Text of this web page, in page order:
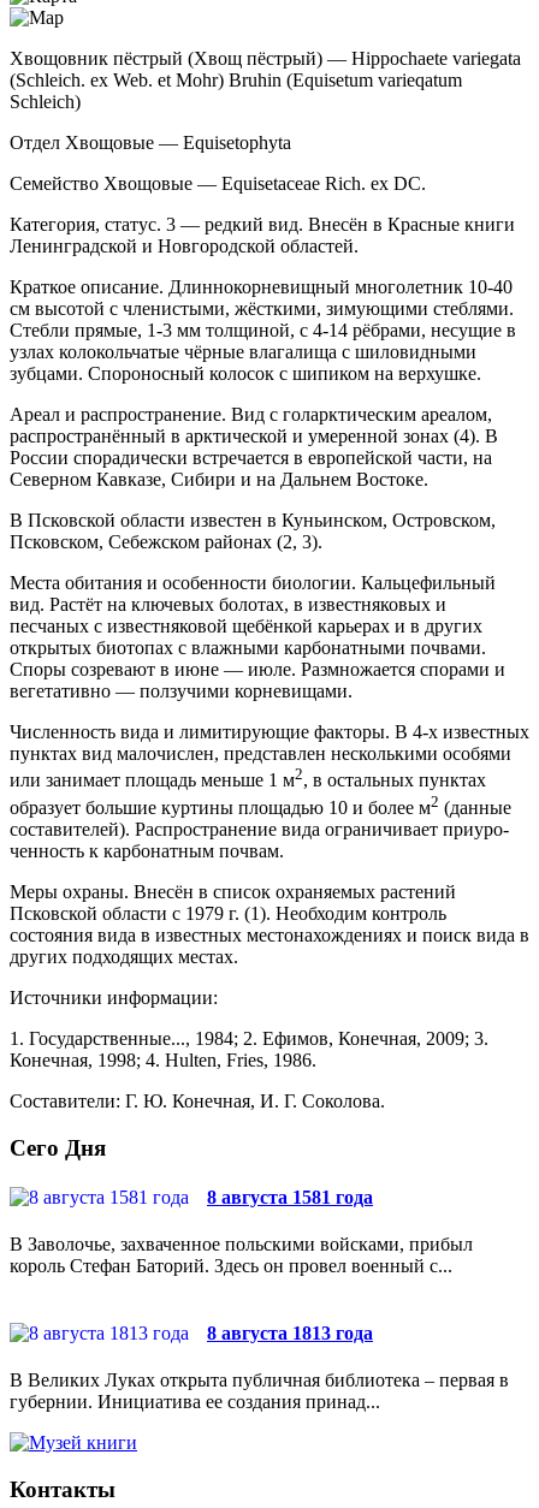
Хвощовник пёстрый (Хвощ пёстрый) — Hippochaete variegata
(Schleich. ex Web. et Mohr) Bruhin (Equisetum varieqatum
Schleich)
Отдел Хвощовые — Equisetophyta
Семейство Хвощовые — Equisetaceae Rich. ex DC.
Категория, статус. 3 — редкий вид. Внесён в Красные книги
Ленинградской и Нов­городской областей.
Краткое описание. Длиннокорневищный мно­голетник 10-40
см высотой с членистыми, жёсткими, зимующими стеблями.
Стебли прямые, 1-3 мм тол­щиной, с 4-14 рёбрами, несущие в
узлах колоколь­чатые чёрные влагалища с шиловидными
зубцами. Спороносный колосок с шипиком на верхушке.
Ареал и распространение. Вид с голарктиче­ским ареалом,
распространённый в арктической и умеренной зонах (4). В
России спорадически встре­чается в европейской части, на
Северном Кавказе, Сибири и на Дальнем Востоке.
В Псковской области известен в Куньинском, Островском,
Псковском, Себежском районах (2, 3).
Места обитания и особенности биологии. Кальцефильный
вид. Растёт на ключевых болотах, в известняковых и
песчаных с известняковой щебёнкой карьерах и в других
открытых биотопах с влажными карбонатными почвами.
Споры созревают в июне — июле. Размножается спорами и
вегетативно — ползу­чими корневищами.
Численность вида и лимитирующие факто­ры. В 4-х известных
пунктах вид малочислен, пред­ставлен несколькими особями
или занимает площадь меньше 1 м2, в остальных пунктах
образует большие куртины площадью 10 и более м2 (данные
состави­телей). Распространение вида ограничивает приуро­
ченность к карбонатным почвам.
Меры охраны. Внесён в список охраняемых растений
Псковской области с 1979 г. (1). Необходим контроль
состояния вида в известных местонахожде­ниях и поиск вида в
других подходящих местах.
Источники информации:
1. Государственные..., 1984; 2. Ефимов, Конечная, 2009; 3.
Конечная, 1998; 4. Hulten, Fries, 1986.
Составители: Г. Ю. Конечная, И. Г. Соколова.
Сего Дня
8 августа 1581 года
В Заволочье, захваченное польскими войсками, прибыл
король Стефан Баторий. Здесь он провел военный с...
8 августа 1813 года
В Великих Луках открыта публичная библиотека – первая в
губернии. Инициатива ее создания принад...
Контакты